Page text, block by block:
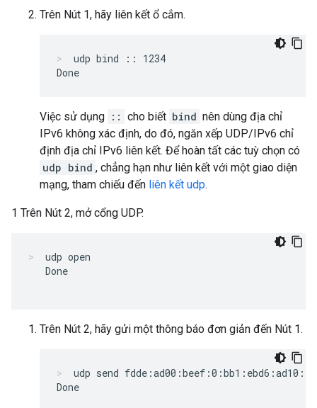
Trên Nút 1, hãy liên kết ổ cắm.
udp bind :: 1234
Việc sử dụng :: cho biết bind nên dùng địa chỉ
IPv6 không xác định, do đó, ngăn xếp UDP/IPv6 chỉ
định địa chỉ IPv6 liên kết. Để hoàn tất các tuỳ chọn có
udp bind , chẳng hạn như liên kết với một giao diện
mạng, tham chiếu đến liên kết udp.
1 Trên Nút 2, mở cổng UDP.
udp open
   Done
Trên Nút 2, hãy gửi một thông báo đơn giản đến Nút 1.
udp send